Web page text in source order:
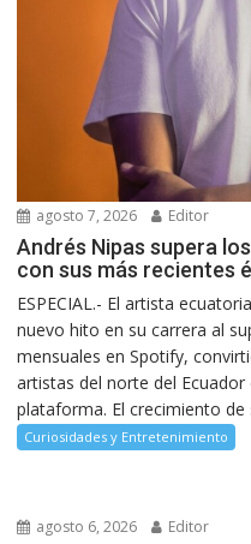
agosto 7, 2026 Editor
Andrés Nipas supera
con sus más recientes
ESPECIAL.- El artista
nuevo hito en su carrera al
mensuales en Spotify,
artistas del norte del
plataforma. El crecimiento
Curiosidades y Entretenimiento
agosto 6, 2026 Editor